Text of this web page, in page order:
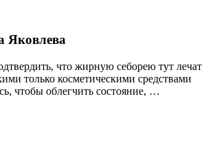
Яковлева
что жирную себорею тут лечат
только косметическими средствами
чтобы облегчить состояние, …